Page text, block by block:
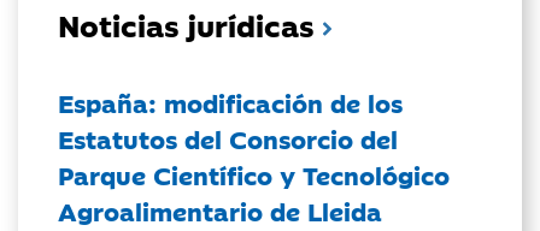
Noticias jurídicas
España: modificación de los
Estatutos del Consorcio del
Parque Científico y Tecnológico
Agroalimentario de Lleida